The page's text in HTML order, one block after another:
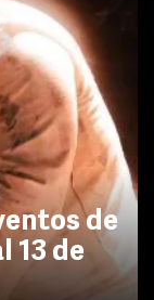
de
13 de